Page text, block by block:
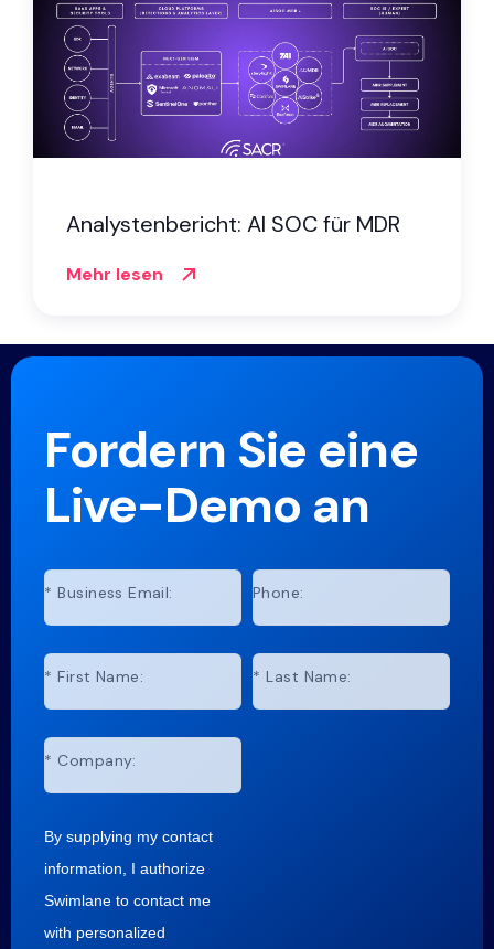
Analystenbericht: AI SOC für MDR
Mehr lesen
Fordern Sie eine
Live-Demo an
* Business Email: Phone:
* First Name: * Last Name:
* Company:
By supplying my contact
information, I authorize
Swimlane to contact me
with personalized